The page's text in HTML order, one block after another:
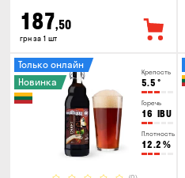
187,50
грн за 1 шт
Крепость
5.5 °
Горечь
16 IBU
Плотность
12.2 %
Только онлайн
Новинка